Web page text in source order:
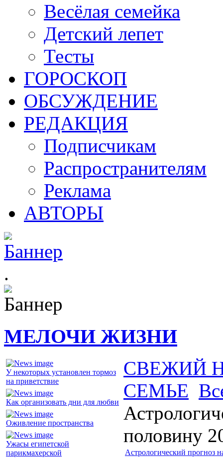
Весёлая семейка
Детский лепет
Тесты
ГОРОСКОП
ОБСУЖДЕНИЕ
РЕДАКЦИЯ
Подписчикам
Распространителям
Реклама
АВТОРЫ
.
МЕЛОЧИ ЖИЗНИ
У некоторых установлен тормоз
на приветствие
Как организовать дни для любви
Оживление пространства
Ужасы египетской
парикмахерской
СВЕЖИЙ
СЕМЬЕ
половину
Астрологический прогноз